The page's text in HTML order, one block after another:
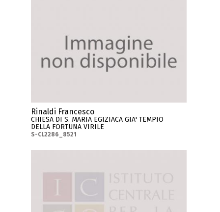
Rinaldi Francesco
CHIESA DI S. MARIA EGIZIACA GIA' TEMPIO
DELLA FORTUNA VIRILE
S-CL2286_8521